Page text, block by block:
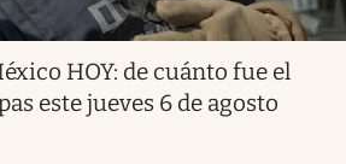
HOY: de cuánto fue el
este jueves 6 de agosto